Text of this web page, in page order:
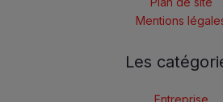
Mentions
Les